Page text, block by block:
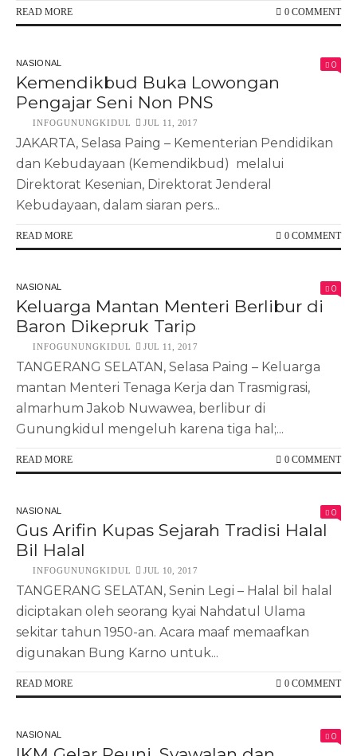
READ MORE 0 COMMENT
NASIONAL 0
Kemendikbud Buka Lowongan
Pengajar Seni Non PNS
INFOGUNUNGKIDUL JUL 11, 2017
JAKARTA, Selasa Paing – Kementerian Pendidikan
dan Kebudayaan (Kemendikbud) melalui
Direktorat Kesenian, Direktorat Jenderal
Kebudayaan, dalam siaran pers...
READ MORE 0 COMMENT
NASIONAL 0
Keluarga Mantan Menteri Berlibur di
Baron Dikepruk Tarip
INFOGUNUNGKIDUL JUL 11, 2017
TANGERANG SELATAN, Selasa Paing – Keluarga
mantan Menteri Tenaga Kerja dan Trasmigrasi,
almarhum Jakob Nuwawea, berlibur di
Gunungkidul mengeluh karena tiga hal;...
READ MORE 0 COMMENT
NASIONAL 0
Gus Arifin Kupas Sejarah Tradisi Halal
Bil Halal
INFOGUNUNGKIDUL JUL 10, 2017
TANGERANG SELATAN, Senin Legi – Halal bil halal
diciptakan oleh seorang kyai Nahdatul Ulama
sekitar tahun 1950-an. Acara maaf memaafkan
digunakan Bung Karno untuk...
READ MORE 0 COMMENT
NASIONAL 0